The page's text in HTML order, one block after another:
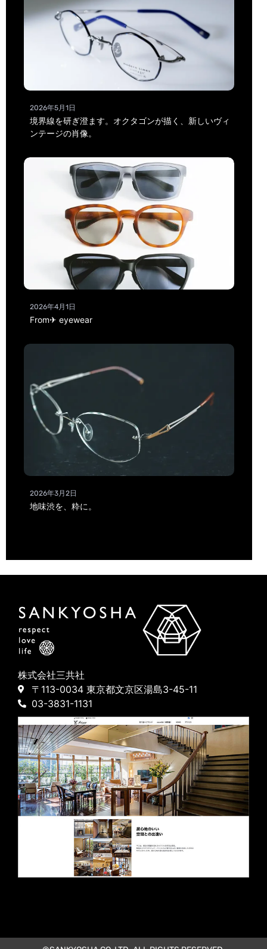
2026年5月1日
境界線を研ぎ澄ます。オクタゴンが描く、新しいヴィ
ンテージの肖像。
2026年4月1日
From✈ eyewear
2026年3月2日
地味渋を、粋に。
株式会社三共社
〒113-0034 東京都文京区湯島3-45-11
03-3831-1131